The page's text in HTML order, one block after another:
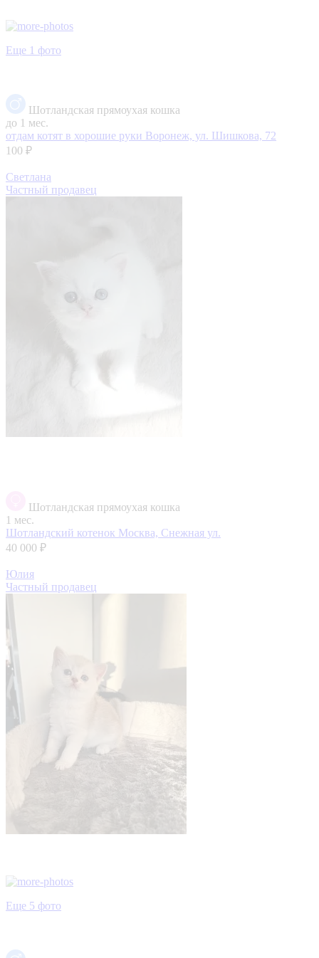
Еще 1 фото
Шотландская прямоухая кошка
до 1 мес.
отдам котят в хорошие руки Воронеж, ул. Шишкова, 72
100 ₽
Светлана
Частный продавец
Шотландская прямоухая кошка
1 мес.
Шотландский котенок Москва, Снежная ул.
40 000 ₽
Юлия
Частный продавец
Еще 5 фото